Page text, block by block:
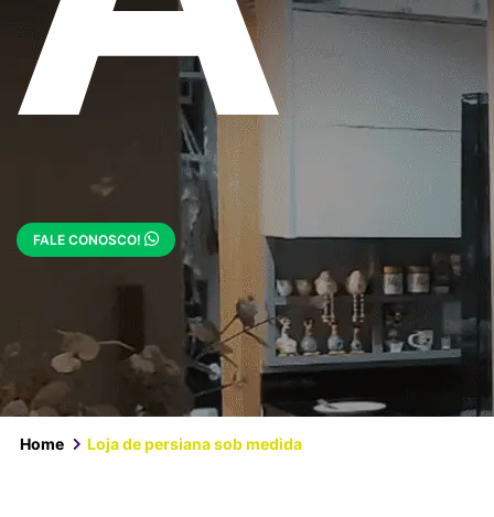
FALE CONOSCO!
Home Loja de persiana sob medida